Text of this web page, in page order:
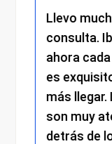
El trato
nada